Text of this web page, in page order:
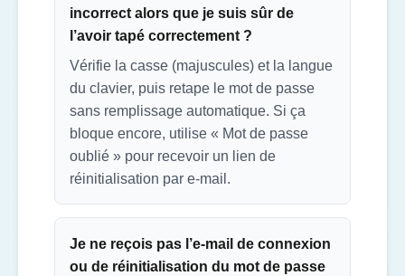
incorrect alors que je suis sûr de
l’avoir tapé correctement ?
Vérifie la casse (majuscules) et la langue
du clavier, puis retape le mot de passe
sans remplissage automatique. Si ça
bloque encore, utilise « Mot de passe
oublié » pour recevoir un lien de
réinitialisation par e-mail.
Je ne reçois pas l’e-mail de connexion
ou de réinitialisation du mot de passe